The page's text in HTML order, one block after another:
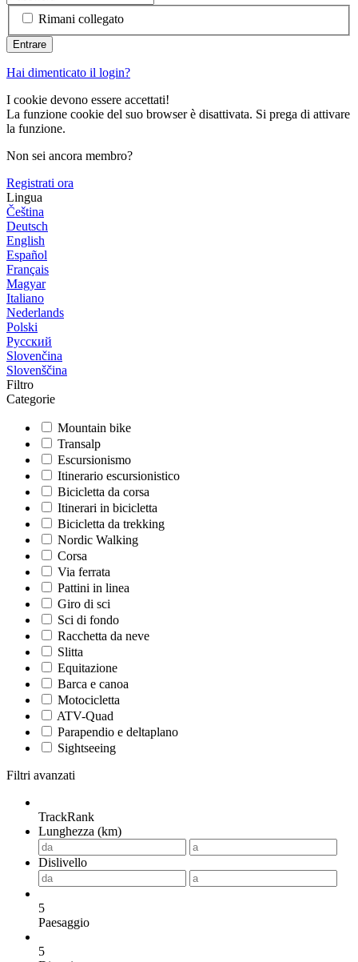
Rimani collegato
Hai dimenticato il login?
I cookie devono essere accettati!
La funzione cookie del suo browser è disattivata. Si prega di attivare
la funzione.
Non sei ancora membro?
Registrati ora
Lingua
Čeština
Deutsch
English
Español
Français
Magyar
Italiano
Nederlands
Polski
Русский
Slovenčina
Slovenščina
Filtro
Categorie
Mountain bike
Transalp
Escursionismo
Itinerario escursionistico
Bicicletta da corsa
Itinerari in bicicletta
Bicicletta da trekking
Nordic Walking
Corsa
Via ferrata
Pattini in linea
Giro di sci
Sci di fondo
Racchetta da neve
Slitta
Equitazione
Barca e canoa
Motocicletta
ATV-Quad
Parapendio e deltaplano
Sightseeing
Filtri avanzati
TrackRank
Lunghezza (km)
Dislivello
5
Paesaggio
5